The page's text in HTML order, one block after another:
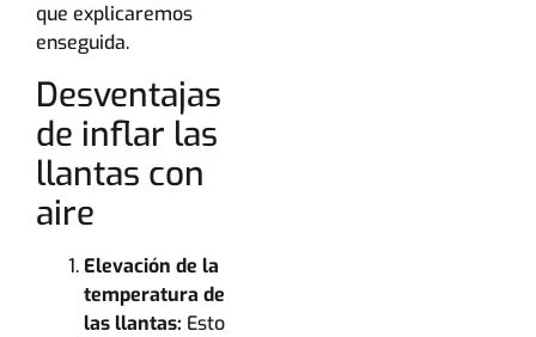
que explicaremos
enseguida.
Desventajas
de inflar las
llantas con
aire
Elevación de la
temperatura de
las llantas: Esto